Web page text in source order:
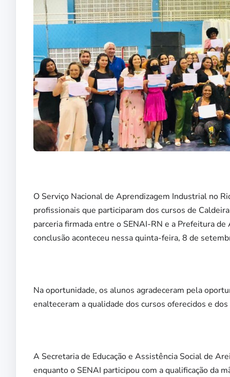
O Serviço Nacional de Aprendizagem Industrial no
profissionais que participaram dos cursos de
parceria firmada entre o SENAI-RN e a Prefeitura
conclusão aconteceu nessa quinta-feira, 8 de
Na oportunidade, os alunos agradeceram pela
enalteceram a qualidade dos cursos oferecidos e
A Secretaria de Educação e Assistência Social de
enquanto o SENAI participou com a qualificação da